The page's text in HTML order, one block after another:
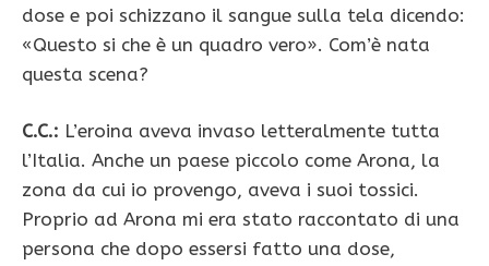
dose e poi schizzano il sangue sulla tela dicendo:
«Questo si che è un quadro vero». Com’è nata
questa scena?
C.C.: L’eroina aveva invaso letteralmente tutta
l’Italia. Anche un paese piccolo come Arona, la
zona da cui io provengo, aveva i suoi tossici.
Proprio ad Arona mi era stato raccontato di una
persona che dopo essersi fatto una dose,